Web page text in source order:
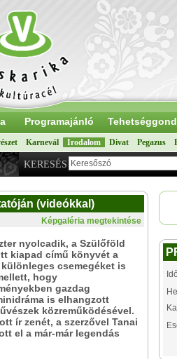
Programajánló
Karnevál Irodalom Divat Pegazus
KERESÉS
(videókkal)
Képgaléria megtekintése
nyolcadik, a Szülőföld
kiapad című könyvét a
csemegéket is
hogy
gazdag
is elhangzott
közreműködésével.
ír zenét, a szerzővel Tanai
el a már-már legendás